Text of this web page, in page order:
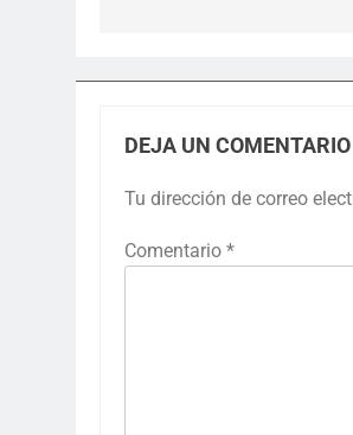
DEJA UN COMENTARIO
Tu dirección de correo
Comentario *